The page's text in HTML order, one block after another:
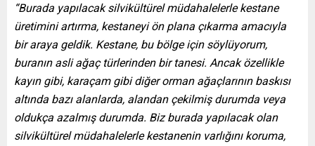
“Burada yapılacak silvikültürel müdahalelerle kestane
üretimini artırma, kestaneyi ön plana çıkarma amacıyla
bir araya geldik. Kestane, bu bölge için söylüyorum,
buranın asli ağaç türlerinden bir tanesi. Ancak özellikle
kayın gibi, karaçam gibi diğer orman ağaçlarının baskısı
altında bazı alanlarda, alandan çekilmiş durumda veya
oldukça azalmış durumda. Biz burada yapılacak olan
silvikültürel müdahalelerle kestanenin varlığını koruma,